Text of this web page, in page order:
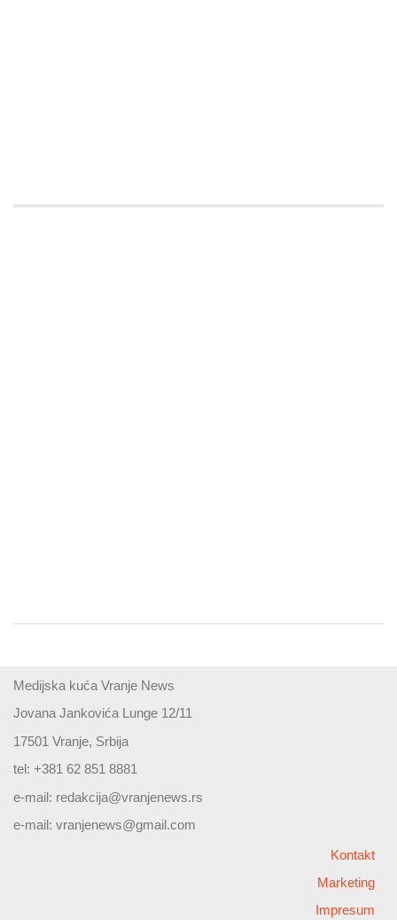
Medijska kuća Vranje News
Jovana Jankovića Lunge 12/11
17501 Vranje, Srbija
tel: +381 62 851 8881
e-mail: redakcija@vranjenews.rs
e-mail: vranjenews@gmail.com
Kontakt
Marketing
Impresum